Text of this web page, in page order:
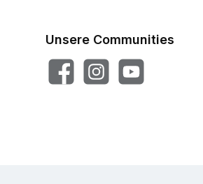
Unsere Communities
FacebookInstagramYouTube